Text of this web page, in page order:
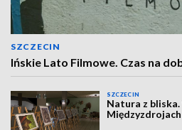
SZCZECIN
Ińskie Lato Filmowe. Czas na
SZCZECIN
Natura z